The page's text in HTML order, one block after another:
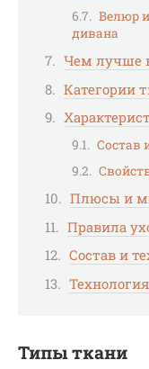
Велюр
дивана
Чем лучше
Категории
Состав
Плюсы и
Правила
Состав и
Типы ткани